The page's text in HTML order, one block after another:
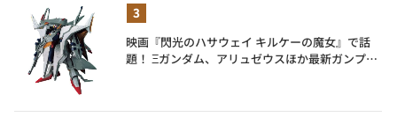
映画『閃光のハサウェイ キルケーの魔女』で話
題！ Ξガンダム、アリュゼウスほか最新ガンプラ